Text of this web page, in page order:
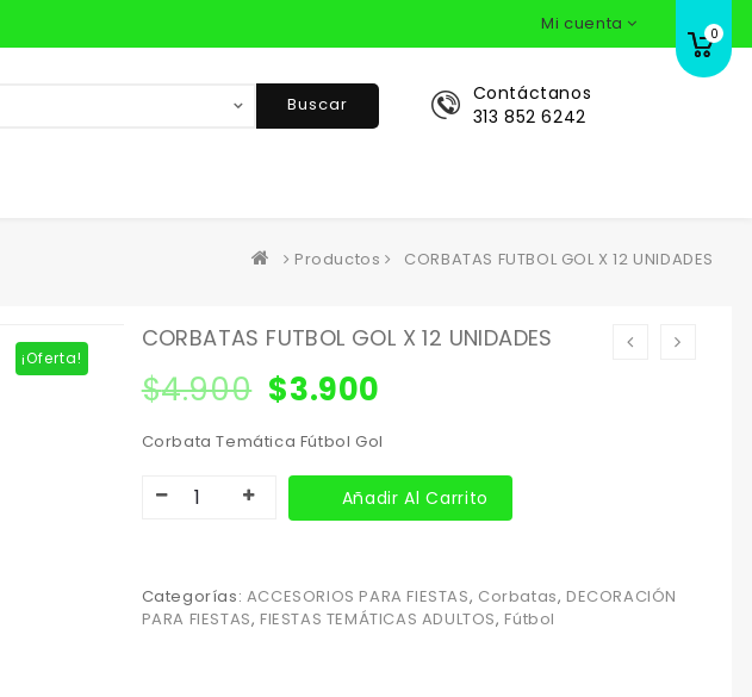
Mi cuenta 0
Contáctanos
313 852 6242
Buscar
Productos CORBATAS FUTBOL GOL X 12 UNIDADES
¡Oferta!
CORBATAS FUTBOL GOL X 12 UNIDADES
$4.900 $3.900
Corbata Temática Fútbol Gol
Añadir Al Carrito
Categorías: ACCESORIOS PARA FIESTAS, Corbatas, DECORACIÓN
PARA FIESTAS, FIESTAS TEMÁTICAS ADULTOS, Fútbol